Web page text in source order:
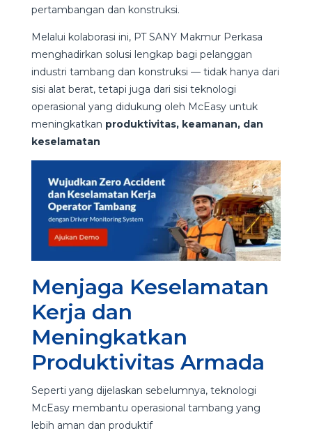
pertambangan dan konstruksi.
Melalui kolaborasi ini, PT SANY Makmur Perkasa
menghadirkan solusi lengkap bagi pelanggan
industri tambang dan konstruksi — tidak hanya dari
sisi alat berat, tetapi juga dari sisi teknologi
operasional yang didukung oleh McEasy untuk
meningkatkan produktivitas, keamanan, dan
keselamatan
Menjaga Keselamatan
Kerja dan
Meningkatkan
Produktivitas Armada
Seperti yang dijelaskan sebelumnya, teknologi
McEasy membantu operasional tambang yang
lebih aman dan produktif